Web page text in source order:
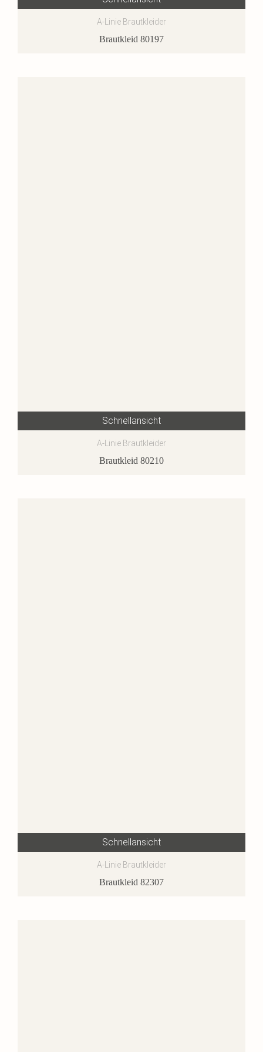
A-Linie Brautkleider
Brautkleid 80197
Schnellansicht
A-Linie Brautkleider
Brautkleid 80210
Schnellansicht
A-Linie Brautkleider
Brautkleid 82307